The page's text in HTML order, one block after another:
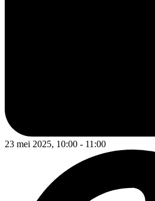
23 mei 2025, 10:00 - 11:00